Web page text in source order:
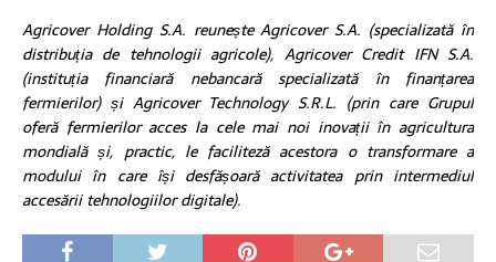
Agricover Holding S.A. reuneșteAgricover S.A. (specializată în
distribuția de tehnologii agricole), Agricover Credit IFN S.A.
(instituția financiară nebancară specializată în finanțarea
fermierilor) și Agricover Technology S.R.L. (prin care Grupul
oferă fermierilor acces la cele mai noi inovații în agricultura
mondială și, practic, le faciliteză acestora o transformare a
modului în care își desfășoară activitatea prin intermediul
accesării tehnologiilor digitale).